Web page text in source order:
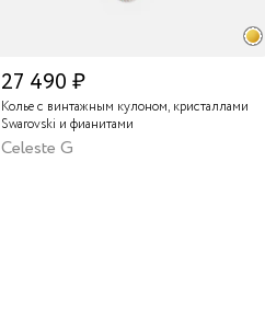
27 490 ₽
Колье с винтажным кулоном, кристаллами
Swarovski и фианитами
Celeste G